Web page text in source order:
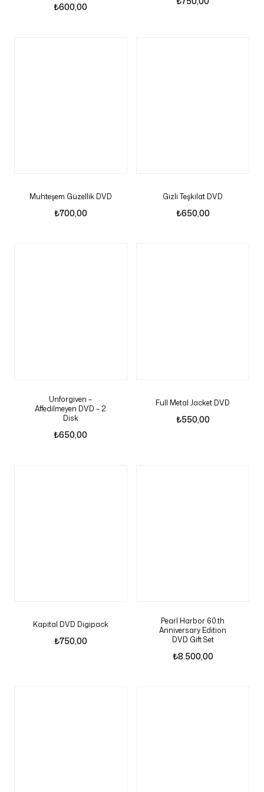
₺600,00
Muhteşem Güzellik DVD
₺700,00
Gizli Teşkilat DVD
₺650,00
Unforgiven –
Affedilmeyen DVD – 2
Disk
₺650,00
Full Metal Jacket DVD
₺550,00
Kapital DVD Digipack
₺750,00
Pearl Harbor 60.th
Anniversary Edition
DVD Gift Set
₺8.500,00